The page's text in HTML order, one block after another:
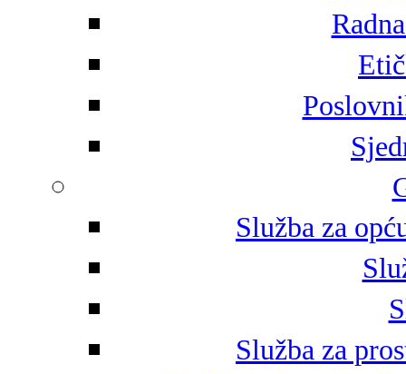
Služba za
Služba za